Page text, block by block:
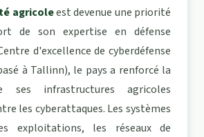
agricoleest devenue une priorité
de son expertise en défense
d'excellence de cyberdéfense
à Tallinn), le pays a renforcé la
ses infrastructures agricoles
les cyberattaques. Les systèmes
exploitations, les réseaux de